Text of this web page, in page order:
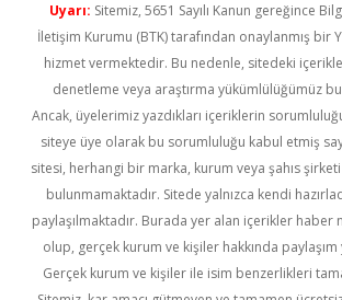
Uyarı: Sitemiz, 5651 Sayılı Kanun gereğince
İletişim Kurumu (BTK) tarafından onaylanmış bir
hizmet vermektedir. Bu nedenle, sitedeki
denetleme veya araştırma yükümlülüğümüz
Ancak, üyelerimiz yazdıkları içeriklerin
siteye üye olarak bu sorumluluğu kabul etmiş
sitesi, herhangi bir marka, kurum veya şahıs
bulunmamaktadır. Sitede yalnızca kendi
paylaşılmaktadır. Burada yer alan içerikler haber
olup, gerçek kurum ve kişiler hakkında paylaşım
Gerçek kurum ve kişiler ile isim benzerlikleri